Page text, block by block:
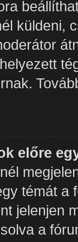
küldeni,
előre
témát
jelenjen
a